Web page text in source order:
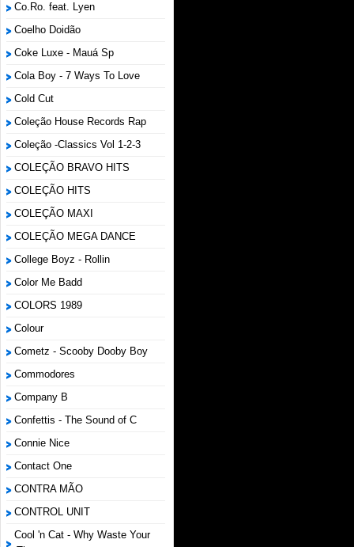
Co.Ro. feat. Lyen
Coelho Doidão
Coke Luxe - Mauá Sp
Cola Boy - 7 Ways To Love
Cold Cut
Coleção House Records Rap
Coleção -Classics Vol 1-2-3
COLEÇÃO BRAVO HITS
COLEÇÃO HITS
COLEÇÃO MAXI
COLEÇÃO MEGA DANCE
College Boyz ‎- Rollin
Color Me Badd
COLORS 1989
Colour
Cometz - Scooby Dooby Boy
Commodores
Company B
Confettis - The Sound of C
Connie Nice
Contact One
CONTRA MÃO
CONTROL UNIT
Cool 'n Cat - Why Waste Your